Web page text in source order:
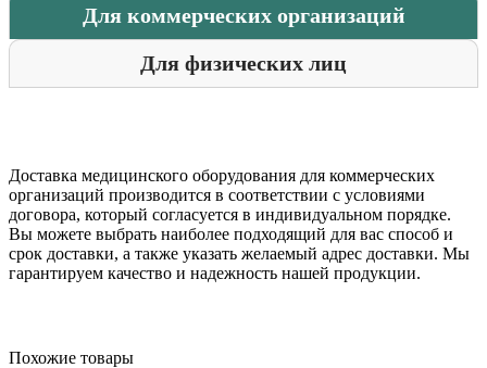
Для коммерческих организаций
Для физических лиц
Доставка медицинского оборудования для коммерческих
организаций производится в соответствии с условиями
договора, который согласуется в индивидуальном порядке.
Вы можете выбрать наиболее подходящий для вас способ и
срок доставки, а также указать желаемый адрес доставки. Мы
гарантируем качество и надежность нашей продукции.
Похожие товары